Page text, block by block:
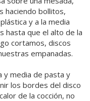
haciendo bollitos,
y a la media
hasta que el alto de la
cortamos, discos
empanadas.
y media de pasta y
los bordes del disco
de la cocción, no